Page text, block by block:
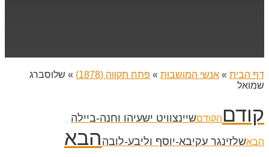
דף הבית » אנשי המושבות » פתח תקווה (1878) » שלוסברג
שמואל
קודם הקודםשיינצוויט ישעיהו וחנה-ביילה
הבאשלזינגר עקיבא-יוסף וליבע-לובה הבא